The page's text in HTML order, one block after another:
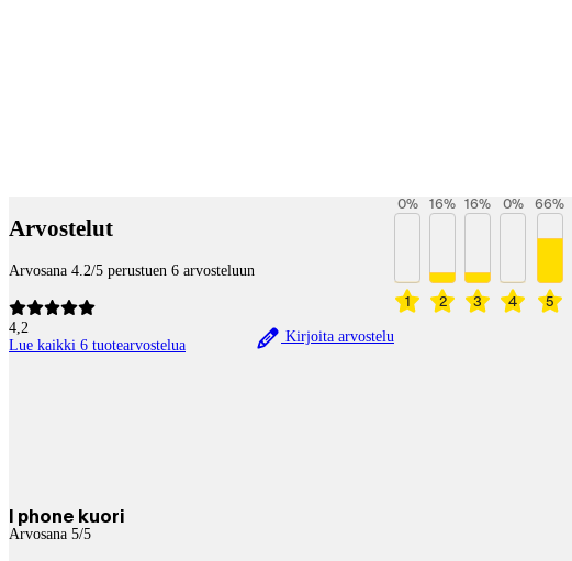
Arvostelut
Arvosana 4.2/5 perustuen 6 arvosteluun
4,2
Lue kaikki 6 tuotearvostelua
Kirjoita arvostelu
1
0%
2
16%
3
16%
4
0%
5
66%
I phone kuori
Arvosana 5/5